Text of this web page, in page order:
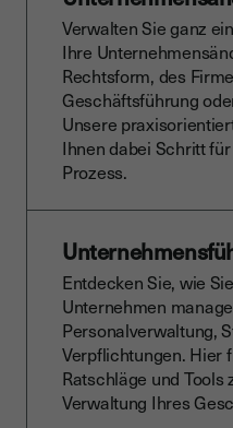
Verwalten Sie ganz
Ihre
Rechtsform, des
Geschäftsführung
Unsere
Ihnen dabei Schritt
Prozess.
Entdecken Sie, wie
Unternehmen
Personalverwaltung,
Verpflichtungen. Hier
Ratschläge und
Verwaltung Ihres